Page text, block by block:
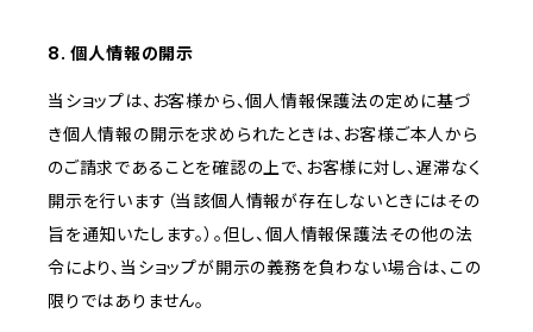
8. 個人情報の開示
当ショップは、お客様から、個人情報保護法の定めに基づ
き個人情報の開示を求められたときは、お客様ご本人から
のご請求であることを確認の上で、お客様に対し、遅滞なく
開示を行います（当該個人情報が存在しないときにはその
旨を通知いたします。）。但し、個人情報保護法その他の法
令により、当ショップが開示の義務を負わない場合は、この
限りではありません。